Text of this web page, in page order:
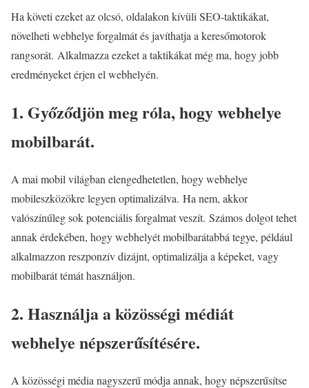
Ha követi ezeket az olcsó, oldalakon kívüli SEO-taktikákat,
növelheti webhelye forgalmát és javíthatja a keresőmotorok
rangsorát. Alkalmazza ezeket a taktikákat még ma, hogy jobb
eredményeket érjen el webhelyén.
1. Győződjön meg róla, hogy webhelye
mobilbarát.
A mai mobil világban elengedhetetlen, hogy webhelye
mobileszközökre legyen optimalizálva. Ha nem, akkor
valószínűleg sok potenciális forgalmat veszít. Számos dolgot tehet
annak érdekében, hogy webhelyét mobilbarátabbá tegye, például
alkalmazzon reszponzív dizájnt, optimalizálja a képeket, vagy
mobilbarát témát használjon.
2. Használja a közösségi médiát
webhelye népszerűsítésére.
A közösségi média nagyszerű módja annak, hogy népszerűsítse